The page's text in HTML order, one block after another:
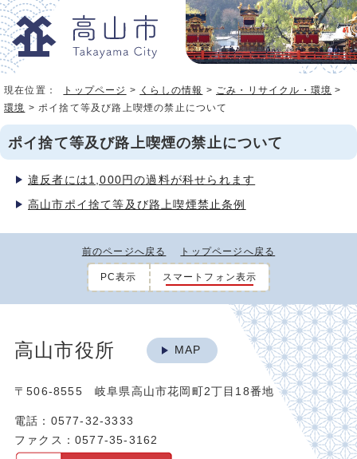
現在位置： トップページ > くらしの情報 > ごみ・リサイクル・環境 >
環境 > ポイ捨て等及び路上喫煙の禁止について
ポイ捨て等及び路上喫煙の禁止について
違反者には1,000円の過料が科せられます
高山市ポイ捨て等及び路上喫煙禁止条例
前のページへ戻る トップページへ戻る
PC表示 スマートフォン表示
高山市役所 MAP
〒506-8555 岐阜県高山市花岡町2丁目18番地
電話：0577-32-3333
ファクス：0577-35-3162